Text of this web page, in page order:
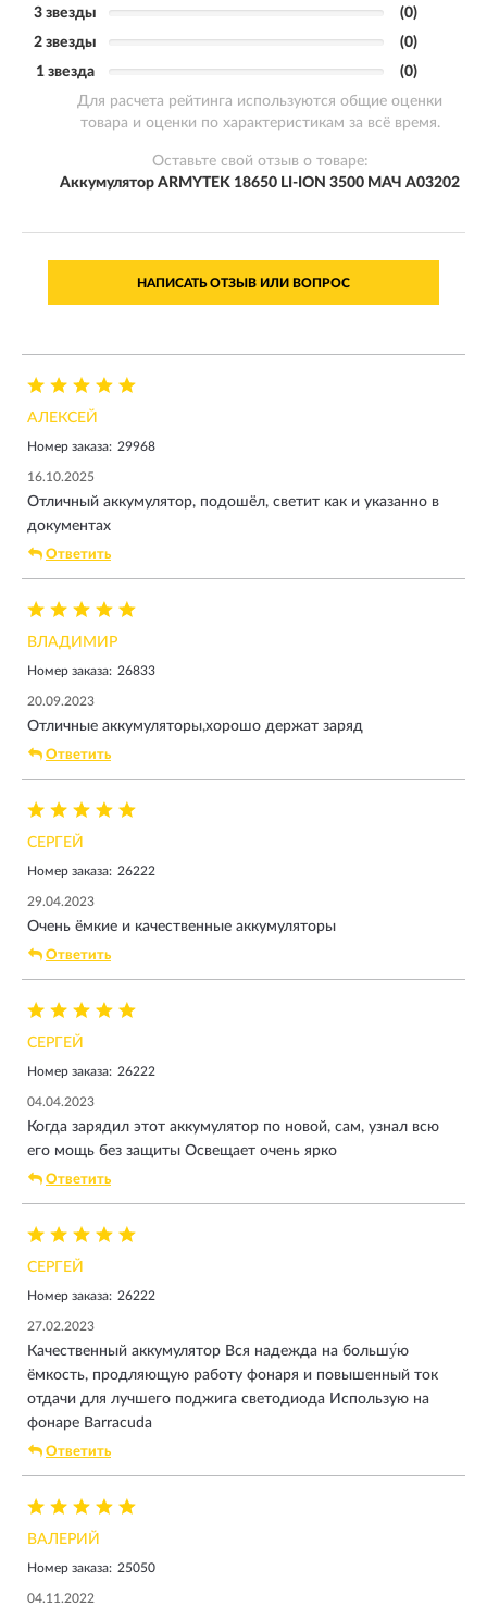
3 звезды
(0)
2 звезды
(0)
1 звезда
(0)
Для расчета рейтинга используются общие оценки
товара и оценки по характеристикам за всё время.
Оставьте свой отзыв о товаре:
Аккумулятор ARMYTEK 18650 LI-ION 3500 МАЧ A03202
НАПИСАТЬ ОТЗЫВ ИЛИ ВОПРОС
АЛЕКСЕЙ
Номер заказа: 29968
16.10.2025
Отличный аккумулятор, подошëл, светит как и указанно в
документах
Ответить
ВЛАДИМИР
Номер заказа: 26833
20.09.2023
Отличные аккумуляторы,хорошо держат заряд
Ответить
СЕРГЕЙ
Номер заказа: 26222
29.04.2023
Очень ёмкие и качественные аккумуляторы
Ответить
СЕРГЕЙ
Номер заказа: 26222
04.04.2023
Когда зарядил этот аккумулятор по новой, сам, узнал всю
его мощь без защиты Освещает очень ярко
Ответить
СЕРГЕЙ
Номер заказа: 26222
27.02.2023
Качественный аккумулятор Вся надежда на большу́ю
ёмкость, продляющую работу фонаря и повышенный ток
отдачи для лучшего поджига светодиода Использую на
фонаре Barracuda
Ответить
ВАЛЕРИЙ
Номер заказа: 25050
04.11.2022